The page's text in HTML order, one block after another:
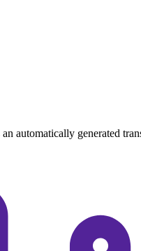
automatically generated